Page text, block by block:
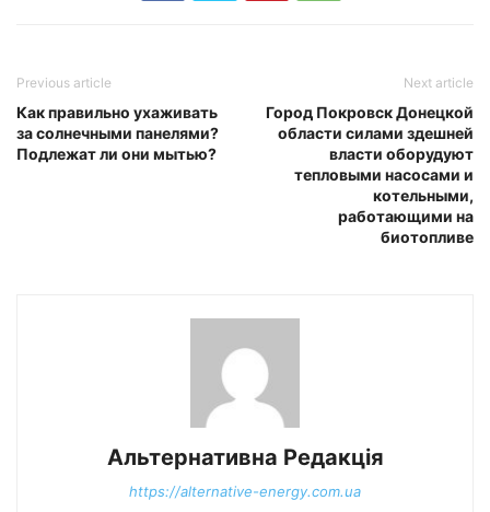
Previous article
Как правильно ухаживать
за солнечными панелями?
Подлежат ли они мытью?
Next article
Город Покровск Донецкой
области силами здешней
власти оборудуют
тепловыми насосами и
котельными,
работающими на
биотопливе
Альтернативна Редакція
https://alternative-energy.com.ua